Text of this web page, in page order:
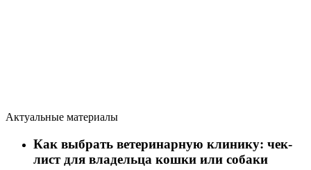
Актуальные материалы
Как выбрать ветеринарную клинику: чек-
лист для владельца кошки или собаки